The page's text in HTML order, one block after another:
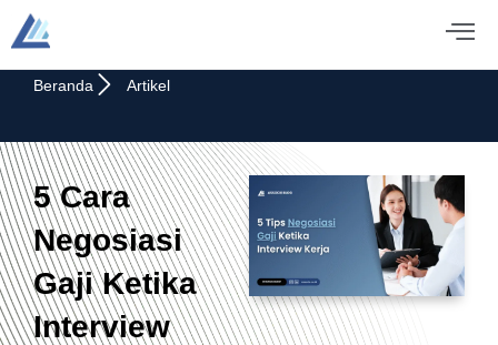
Beranda Artikel
5 Cara
Negosiasi
Gaji Ketika
Interview